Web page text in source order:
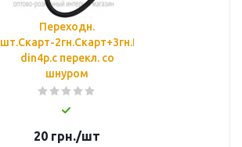
Переходн.
шт.Скарт-2гн.Скарт+3гн.RCA+гн.mini
din4p.с перекл. со
шнуром
20 грн./шт